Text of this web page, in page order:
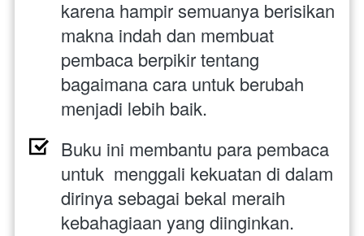
karena hampir semuanya berisikan
makna indah dan membuat
pembaca berpikir tentang
bagaimana cara untuk berubah
menjadi lebih baik.
Buku ini membantu para pembaca
untuk  menggali kekuatan di dalam
dirinya sebagai bekal meraih
kebahagiaan yang diinginkan.